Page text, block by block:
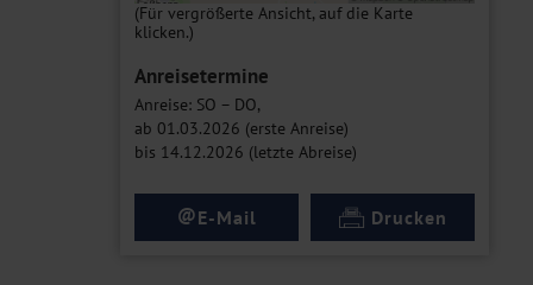
(Für vergrößerte Ansicht, auf die Karte
klicken.)
Anreisetermine
Anreise: SO – DO,
ab 01.03.2026 (erste Anreise)
bis 14.12.2026 (letzte Abreise)
@E-Mail Drucken